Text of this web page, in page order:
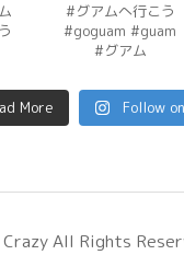
#グアムへ行こう
#goguam #guam
#グアム
More Follow
All Rights